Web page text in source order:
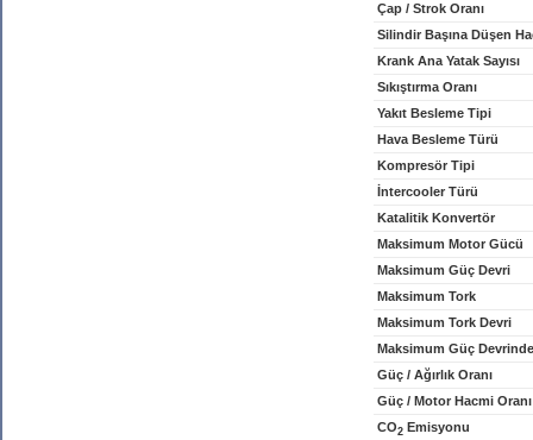
Çap / Strok Oranı
Silindir Başına Düşen
Krank Ana Yatak Sayısı
Sıkıştırma Oranı
Yakıt Besleme Tipi
Hava Besleme Türü
Kompresör Tipi
İntercooler Türü
Katalitik Konvertör
Maksimum Motor Gücü
Maksimum Güç Devri
Maksimum Tork
Maksimum Tork Devri
Maksimum Güç
Güç / Ağırlık Oranı
Güç / Motor Hacmi Oranı
CO2 Emisyonu